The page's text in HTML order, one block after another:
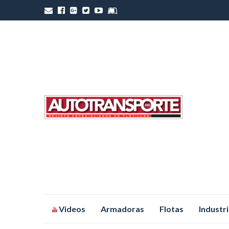
Videos Armadoras Flotas